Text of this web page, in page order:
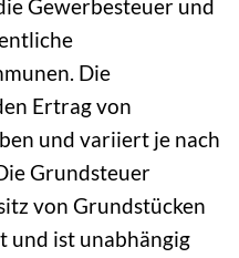
Gewerbesteuer und
Die
Ertrag von
und variiert je nach
Grundsteuer
von Grundstücken
und ist unabhängig